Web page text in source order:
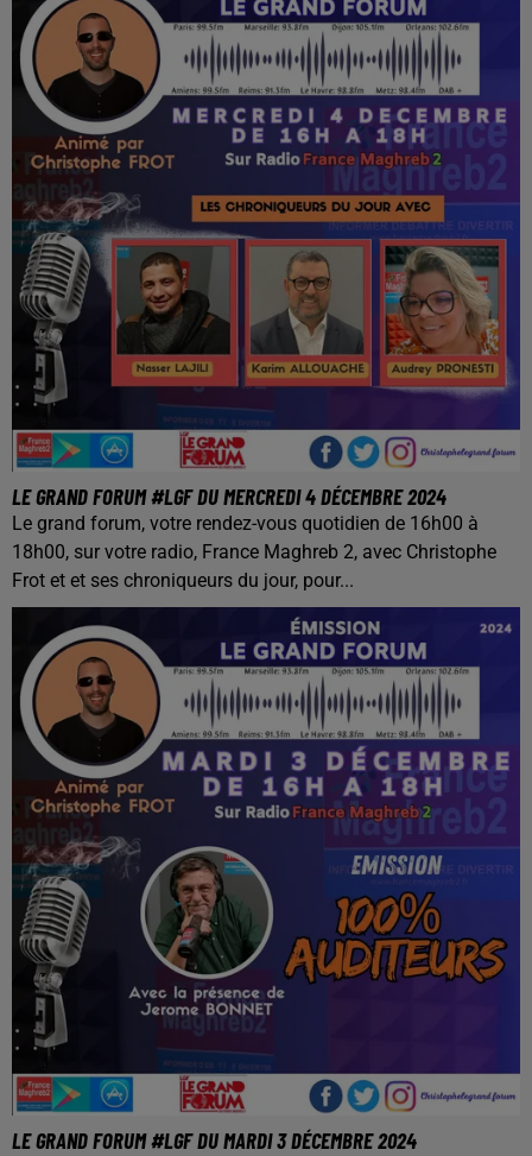
LE GRAND FORUM #LGF DU MERCREDI 4 DÉCEMBRE 2024
Le grand forum, votre rendez-vous quotidien de 16h00 à
18h00, sur votre radio, France Maghreb 2, avec Christophe
Frot et et ses chroniqueurs du jour, pour...
LE GRAND FORUM #LGF DU MARDI 3 DÉCEMBRE 2024